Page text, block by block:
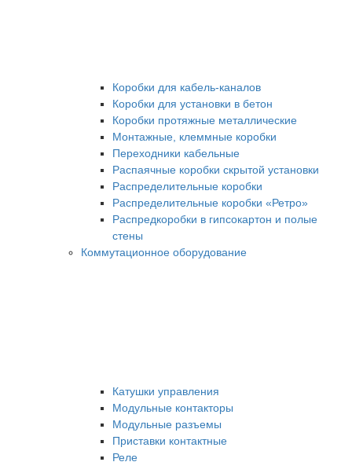
Коробки для кабель-каналов
Коробки для установки в бетон
Коробки протяжные металлические
Монтажные, клеммные коробки
Переходники кабельные
Распаячные коробки скрытой установки
Распределительные коробки
Распределительные коробки «Ретро»
Распредкоробки в гипсокартон и полые
стены
Коммутационное оборудование
Катушки управления
Модульные контакторы
Модульные разъемы
Приставки контактные
Реле